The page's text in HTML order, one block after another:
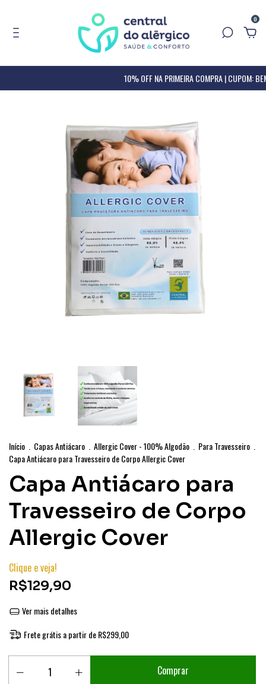
0
10% OFF NA PRIMEIRA COMPRA | CUPOM:
Início Capas Antiácaro Allergic Cover - 100% Algodão Para Travesseiro
Capa Antiácaro para Travesseiro de Corpo Allergic Cover
Capa Antiácaro para
Travesseiro de Corpo
Allergic Cover
Clique e veja!
R$129,90
Ver mais detalhes
Frete grátisa partir deR$299,00